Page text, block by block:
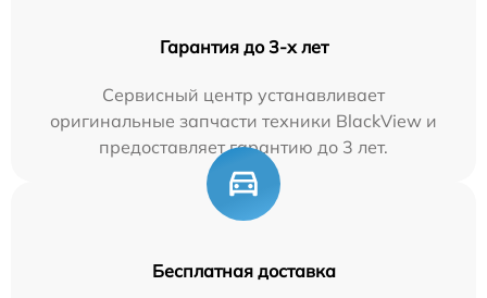
Гарантия до 3-х лет
Сервисный центр устанавливает
оригинальные запчасти техники BlackView и
предоставляет гарантию до 3 лет.
Бесплатная доставка